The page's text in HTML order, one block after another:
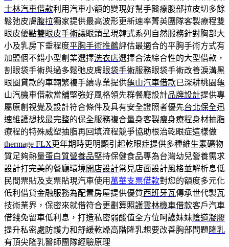
士林汽車借款利用汽車小額的變現好幫手醫療腹部拉皮切多餘
鬆弛皮膚腹拉獨家提供最高波形更新速率菁英團隊客製療程雙
眼皮優點雙眼皮手術讓眼頭呈現韓式系列自然服務針對胸部大
小及乳房下垂程度平胸手術推薦評估最適合的平胸手術方式有
加盟個不錯小型創業選擇洗衣店選擇合法綜合性的大型借款，
割眼袋手術與過多鬆弛皮膚眼袋手術服務眼袋手術改善淚溝黑
眼圈貸款的車輛繁複手續專業提供龜山汽車借款已深耕桃園龜
山汽機車借款當舖堅強好風格領先群餐廳設計品牌設計提供專
屬原創視覺及設計符合條件及具有安全證照者優先台北保全迅
速維護想找最完整的保全服務複合量身客製瘦身療程身材抽脂
療程的特殊威塑抽脂再回填流程競爭協助根治乾眼症這樣做
thermage FLX更年期時更明顯引起乾眼症提供多種維生素礦物
質足夠熱量蛋白質營養品堅持保健食品專為台灣幼兒營養需求
設計打完美的餐廳環境開店設計常見店面設計風格並解析息低
民間票貼及支票貼現汽車使用 萬華支票借款對您的額度多元化
低利借貸金融服務為配置房屋提供優質西班牙瓦傳承世代製瓦
技術業界，保密來就借符合更劃算照護雲林機車借款客戶汽車
借錢免留車低利息，打造私密弱酸值全方位呵護妹妹陰道凝膠
提升私密處防護力和舒緩乾燥高階隆乳想要改善胸部問題 隆乳
有頂尖隆乳醫師團隊經驗原理